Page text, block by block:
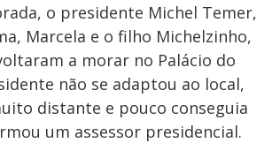
o presidente Michel Temer,
Marcela e o filho Michelzinho,
a morar no Palácio do
não se adaptou ao local,
distante e pouco conseguia
um assessor presidencial.